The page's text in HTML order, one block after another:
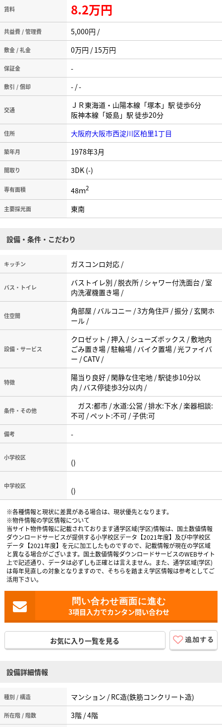
賃料 8.2万円
共益費 / 管理費 5,000円 /
敷金 / 礼金 0万円 / 15万円
保証金 -
敷引 / 償却 - / -
交通
ＪＲ東海道・山陽本線「塚本」駅 徒歩6分
阪神本線「姫島」駅 徒歩20分
住所 大阪府大阪市西淀川区柏里1丁目
築年月 1978年3月
間取り 3DK (-)
専有面積 48ｍ2
主要採光面 東南
設備・条件・こだわり
キッチン ガスコンロ対応 /
バス・トイレ
バストイレ別 / 脱衣所 / シャワー付洗面台 / 室
内洗濯機置き場 /
住空間
角部屋 / バルコニー / 3方角住戸 / 振分 / 玄関ホ
ール /
設備・サービス
クロゼット / 押入 / シューズボックス / 敷地内
ごみ置き場 / 駐輪場 / バイク置場 / 光ファイバ
ー / CATV /
特徴
陽当り良好 / 閑静な住宅地 / 駅徒歩10分以
内 / バス停徒歩3分以内 /
条件・その他
ガス:都市 / 水道:公営 / 排水:下水 / 楽器相談:
不可 / ペット:不可 / 子供:可
備考 -
小学校区 ()
中学校区 ()
※各種情報と現状に差異がある場合は、現状優先となります。
※物件情報の学区情報について
当サイト物件情報に記載されております通学区域(学区)情報は、国土数値情報
ダウンロードサービスが提供する小学校区データ【2021年度】及び中学校区
データ【2021年度】を元に加工したものですので、記載情報が現在の学区域
と異なる場合がございます。国土数値情報ダウンロードサービスのWEBサイト
上で記述通り、データは必ずしも正確とは言えません。また、通学区域(学区)
は毎年見直しの対象となりますので、そちらを踏まえ学区情報は参考としてご
活用下さい。
3項目入力でカンタン問い合わせ
お気に入り一覧を見る
設備詳細情報
種別 / 構造 マンション / RC造(鉄筋コンクリート造)
所在階 / 階数 3階 / 4階